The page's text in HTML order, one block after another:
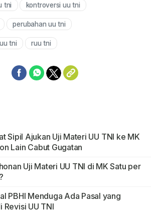
tni kontroversi uu tni
perubahan uu tni
tni ruu tni
Sipil Ajukan Uji Materi UU TNI ke MK
Lain Cabut Gugatan
Uji Materi UU TNI di MK Satu per
PBHI Menduga Ada Pasal yang
Revisi UU TNI